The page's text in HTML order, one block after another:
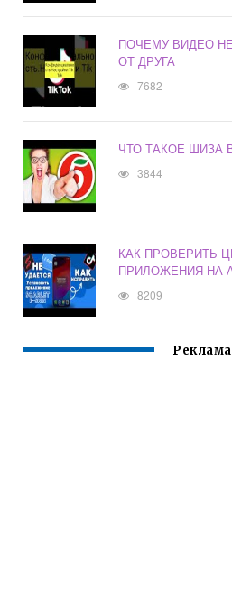
ПОЧЕМУ ВИДЕО
ОТ ДРУГА
7682
ЧТО ТАКОЕ ШИЗА
3844
КАК ПРОВЕРИТЬ
ПРИЛОЖЕНИЯ НА
8209
Реклама